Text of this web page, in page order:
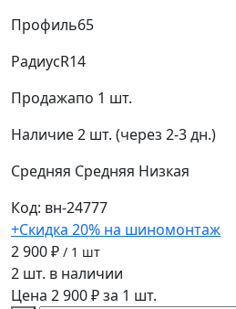
Профиль65
РадиусR14
Продажапо 1 шт.
Наличие2 шт. (через 2-3 дн.)
Средняя Средняя Низкая
Код: вн-24777
+Скидка 20% на шиномонтаж
2 900 ₽ / 1 шт
2 шт. в наличии
Цена 2 900 ₽ за 1 шт.